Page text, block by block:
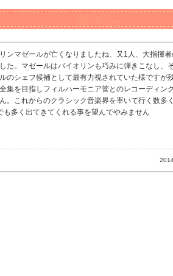
ンマゼールが亡くなりましたね、又1人、大指揮
た。マゼールはバイオリンも巧みに弾きこなし、
のシェフ候補として最有力視されていた様ですが
集を目指しフィルハーモニア菅とのレコーディン
。これからのクラシック音楽界を率いて行く数多
も多く出てきてくれる事を望んでやみません